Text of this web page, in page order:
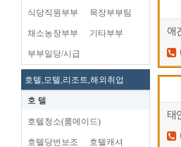
식당직원부부 목장부부팀
채소농장부부 기타부부
부부일당/시급
호텔,모텔,리조트,해외취업
호 텔
호텔청소(룸메이드)
호텔당번보조 호텔캐셔
애
태